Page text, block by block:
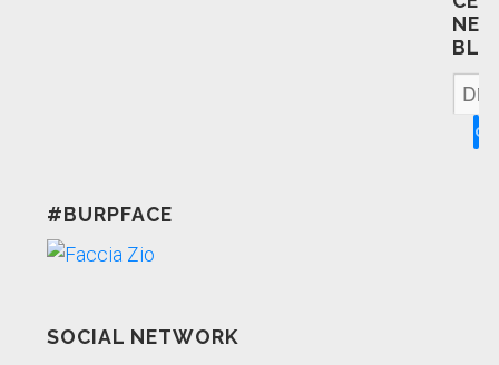
NEL
#BURPFACE
SOCIAL NETWORK